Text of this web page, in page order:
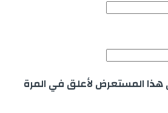
المستعرض لأعلق في المرة